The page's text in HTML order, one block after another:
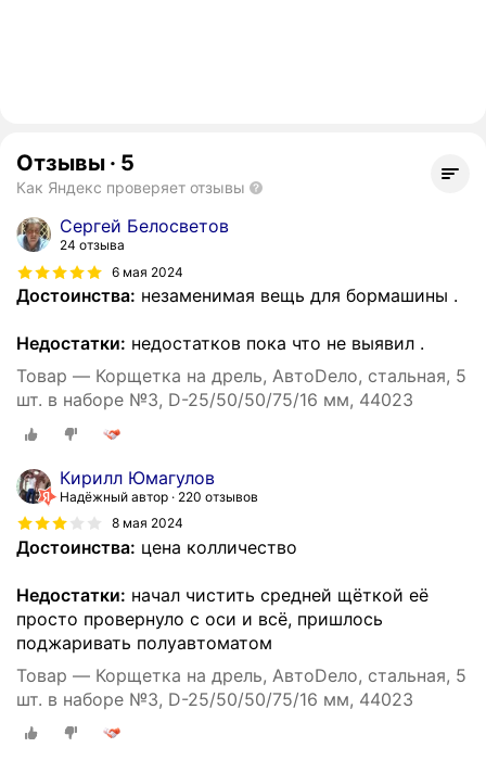
Отзывы · 5
Как Яндекс проверяет отзывы
Сергей Белосветов
24 отзыва
6 мая 2024
Достоинства: незаменимая вещь для бормашины .
Недостатки: недостатков пока что не выявил .
Товар — Корщетка на дрель, АвтоDело, стальная, 5
шт. в наборе №3, D-25/50/50/75/16 мм, 44023
Кирилл Юмагулов
Надёжный автор
220 отзывов
8 мая 2024
Достоинства: цена колличество
Недостатки: начал чистить средней щёткой её
просто провернуло с оси и всё, пришлось
поджаривать полуавтоматом
Товар — Корщетка на дрель, АвтоDело, стальная, 5
шт. в наборе №3, D-25/50/50/75/16 мм, 44023